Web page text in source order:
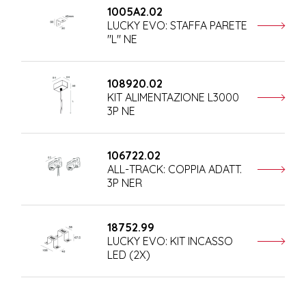
1005A2.02
LUCKY EVO: STAFFA PARETE
"L" NE
108920.02
KIT ALIMENTAZIONE L3000
3P NE
106722.02
ALL-TRACK: COPPIA ADATT.
3P NER
18752.99
LUCKY EVO: KIT INCASSO
LED (2X)